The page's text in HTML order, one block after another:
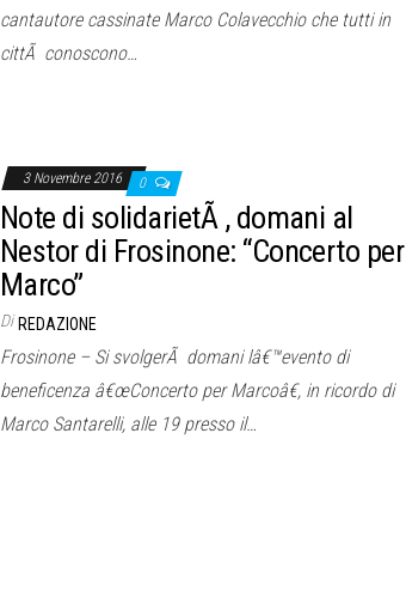
cantautore cassinate Marco Colavecchio che tutti in
cittÃ conoscono…
3 Novembre 2016 0
Note di solidarietÃ , domani al
Nestor di Frosinone: “Concerto per
Marco”
Di REDAZIONE
Frosinone – Si svolgerÃ domani lâ€™evento di
beneficenza â€œConcerto per Marcoâ€, in ricordo di
Marco Santarelli, alle 19 presso il…